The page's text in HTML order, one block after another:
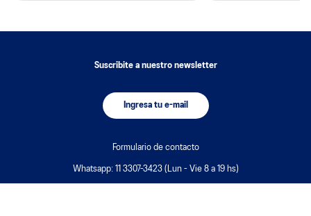
Suscribite a nuestro newsletter
Ingresa tu e-mail
Formulario de contacto
Whatsapp: 11 3307-3423 (Lun - Vie 8 a 19 hs)